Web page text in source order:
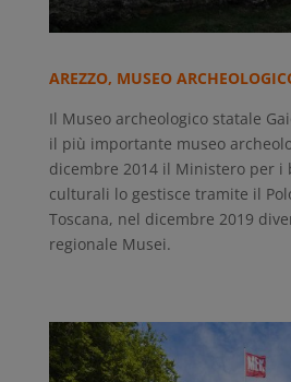
AREZZO, MUSEO
Il Museo archeologico statale
il più importante museo
dicembre 2014 il Ministero per i
culturali lo gestisce tramite il
Toscana, nel dicembre 2019
regionale Musei.